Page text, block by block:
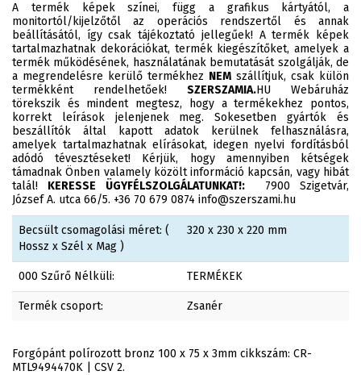
A termék képek színei, függ a grafikus kártyától, a
monitortól/kijelzőtől az operációs rendszertől és annak
beállításától, így csak tájékoztató jellegűek! A termék képek
tartalmazhatnak dekorációkat, termék kiegészítőket, amelyek a
termék működésének, használatának bemutatását szolgálják, de
a megrendelésre kerülő termékhez NEM szállítjuk, csak külön
termékként rendelhetőek! SZERSZAMIA.HU Webáruház
törekszik és mindent megtesz, hogy a termékekhez pontos,
korrekt leírások jelenjenek meg. Sokesetben gyártók és
beszállítók által kapott adatok kerülnek felhasználásra,
amelyek tartalmazhatnak elírásokat, idegen nyelvi fordításból
adódó tévesztéseket! Kérjük, hogy amennyiben kétségek
támadnak Önben valamely közölt információ kapcsán, vagy hibát
talál! KERESSE ÜGYFÉLSZOLGÁLATUNKAT!:7900 Szigetvár,
József A. utca 66/5. +36 70 679 0874 info@szerszami.hu
Becsült csomagolási méret: (
Hossz x Szél x Mag )
320 x 230 x 220 mm
000 Szűrő Nélküli: TERMÉKEK
Termék csoport: Zsanér
Forgópánt polírozott bronz 100 x 75 x 3mm cikkszám: CR-
MTL9494470K | CSV 2.